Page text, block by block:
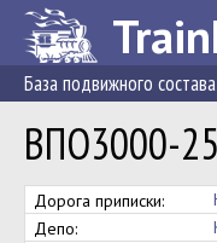
База подвижного состава
ВПО3000-
Дорога приписки:
Депо: